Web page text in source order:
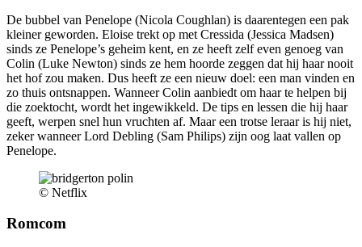
De bubbel van Penelope (Nicola Coughlan) is daarentegen een pak
kleiner geworden. Eloise trekt op met Cressida (Jessica Madsen)
sinds ze Penelope’s geheim kent, en ze heeft zelf even genoeg van
Colin (Luke Newton) sinds ze hem hoorde zeggen dat hij haar nooit
het hof zou maken. Dus heeft ze een nieuw doel: een man vinden en
zo thuis ontsnappen. Wanneer Colin aanbiedt om haar te helpen bij
die zoektocht, wordt het ingewikkeld. De tips en lessen die hij haar
geeft, werpen snel hun vruchten af. Maar een trotse leraar is hij niet,
zeker wanneer Lord Debling (Sam Philips) zijn oog laat vallen op
Penelope.
© Netflix
Romcom